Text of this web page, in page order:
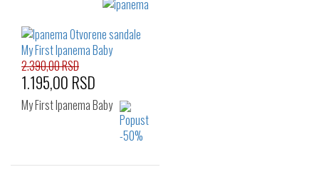
Izaberi željeni broj:
28.5
30
31
2.390,00 RSD
1.195,00 RSD
My First Ipanema Baby